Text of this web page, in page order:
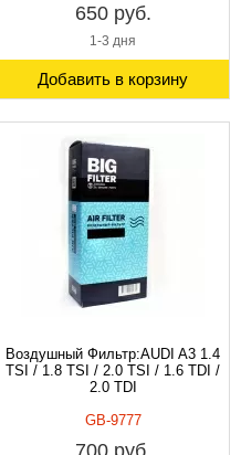
650 руб.
1-3 дня
Добавить в корзину
Воздушный Фильтр:AUDI A3 1.4
TSI / 1.8 TSI / 2.0 TSI / 1.6 TDI /
2.0 TDI
GB-9777
700 руб.